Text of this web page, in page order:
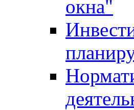
окна"